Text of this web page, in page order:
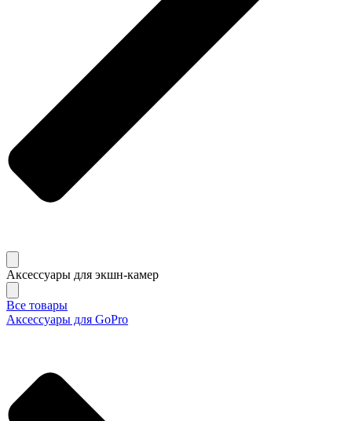
Аксессуары для экшн-камер
Все товары
Аксессуары для GoPro